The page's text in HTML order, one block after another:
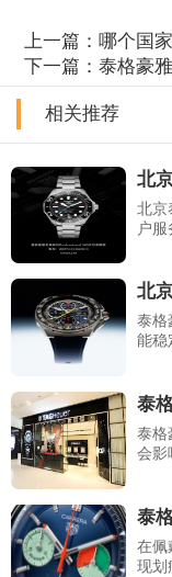
上一篇：哪个国
下一篇：泰格豪
相关推荐
北
北京
户
北
泰格
能稳
泰
泰格
会影
泰
在佩
现划